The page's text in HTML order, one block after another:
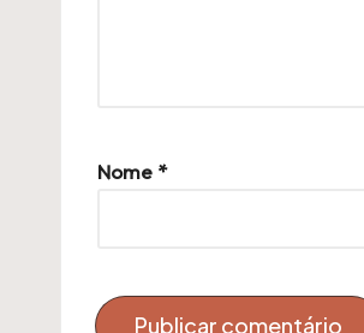
Nome *